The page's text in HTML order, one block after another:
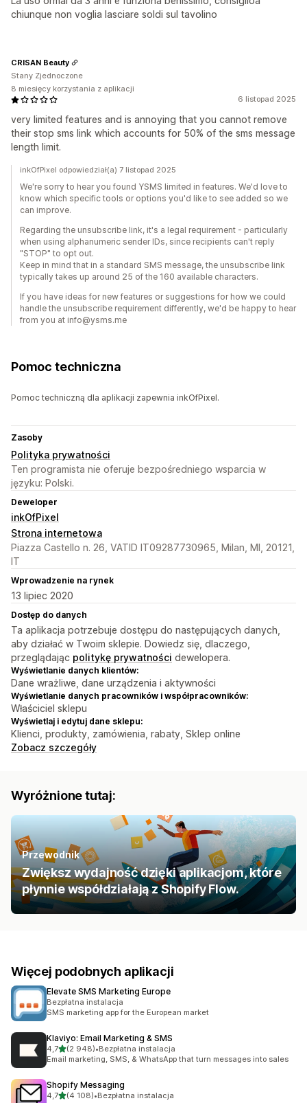
chiunque non voglia lasciare soldi sul tavolino
6 listopad 2025
very limited features and is annoying that you cannot remove
their stop sms link which accounts for 50% of the sms message
length limit.
CRISAN Beauty
Stany Zjednoczone
8 miesięcy korzystania z aplikacji
inkOfPixel odpowiedział(a) 7 listopad 2025
We're sorry to hear you found YSMS limited in features. We'd love to
know which specific tools or options you'd like to see added so we
can improve.
Regarding the unsubscribe link, it's a legal requirement - particularly
when using alphanumeric sender IDs, since recipients can't reply
"STOP" to opt out.
Keep in mind that in a standard SMS message, the unsubscribe link
typically takes up around 25 of the 160 available characters.
If you have ideas for new features or suggestions for how we could
handle the unsubscribe requirement differently, we'd be happy to hear
from you at info@ysms.me
Pomoc techniczna
Pomoc techniczną dla aplikacji zapewnia inkOfPixel.
Zasoby
Polityka prywatności
Ten programista nie oferuje bezpośredniego wsparcia w
języku: Polski.
Deweloper
inkOfPixel
Strona internetowa
Piazza Castello n. 26, VATID IT09287730965, Milan, MI, 20121,
IT
Wprowadzenie na rynek
13 lipiec 2020
Dostęp do danych
Ta aplikacja potrzebuje dostępu do następujących danych,
aby działać w Twoim sklepie. Dowiedz się, dlaczego,
przeglądając politykę prywatności dewelopera.
Wyświetlanie danych klientów:
Dane wrażliwe, dane urządzenia i aktywności
Wyświetlanie danych pracowników i współpracowników:
Właściciel sklepu
Wyświetlaj i edytuj dane sklepu:
Klienci, produkty, zamówienia, rabaty, Sklep online
Zobacz szczegóły
Wyróżnione tutaj:
Przewodnik
Zwiększ wydajność dzięki aplikacjom, które
płynnie współdziałają z Shopify Flow.
Więcej podobnych aplikacji
Elevate SMS Marketing Europe
Bezpłatna instalacja
SMS marketing app for the European market
Klaviyo: Email Marketing & SMS
4,7na 5 gwiazdek
(2 948)
Łączna liczba recenzji: 2948
•Bezpłatna instalacja
Email marketing, SMS, & WhatsApp that turn messages into sales
Shopify Messaging
4,7na 5 gwiazdek
(4 108)
Łączna liczba recenzji: 4108
•Bezpłatna instalacja